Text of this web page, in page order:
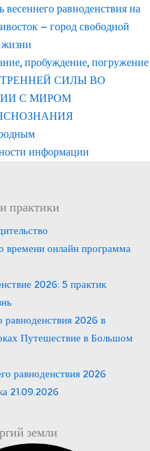
равноденствия на
– город свободной
пробуждение, погружение
СИЛЫ ВО
С МИРОМ
информации
практики
времени онлайн программа
2026: 5 практик
равноденствия 2026 в
Путешествие в Большом
равноденствия 2026
21.09.2026
земли